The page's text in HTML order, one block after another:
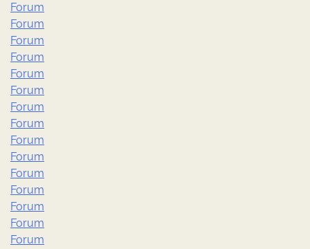
Forum
Forum
Forum
Forum
Forum
Forum
Forum
Forum
Forum
Forum
Forum
Forum
Forum
Forum
Forum